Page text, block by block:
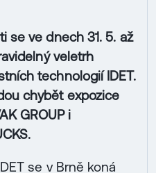
se ve dnech 31. 5. až
veletrh
technologií IDET.
chybět expozice
GROUP i
se v Brně koná